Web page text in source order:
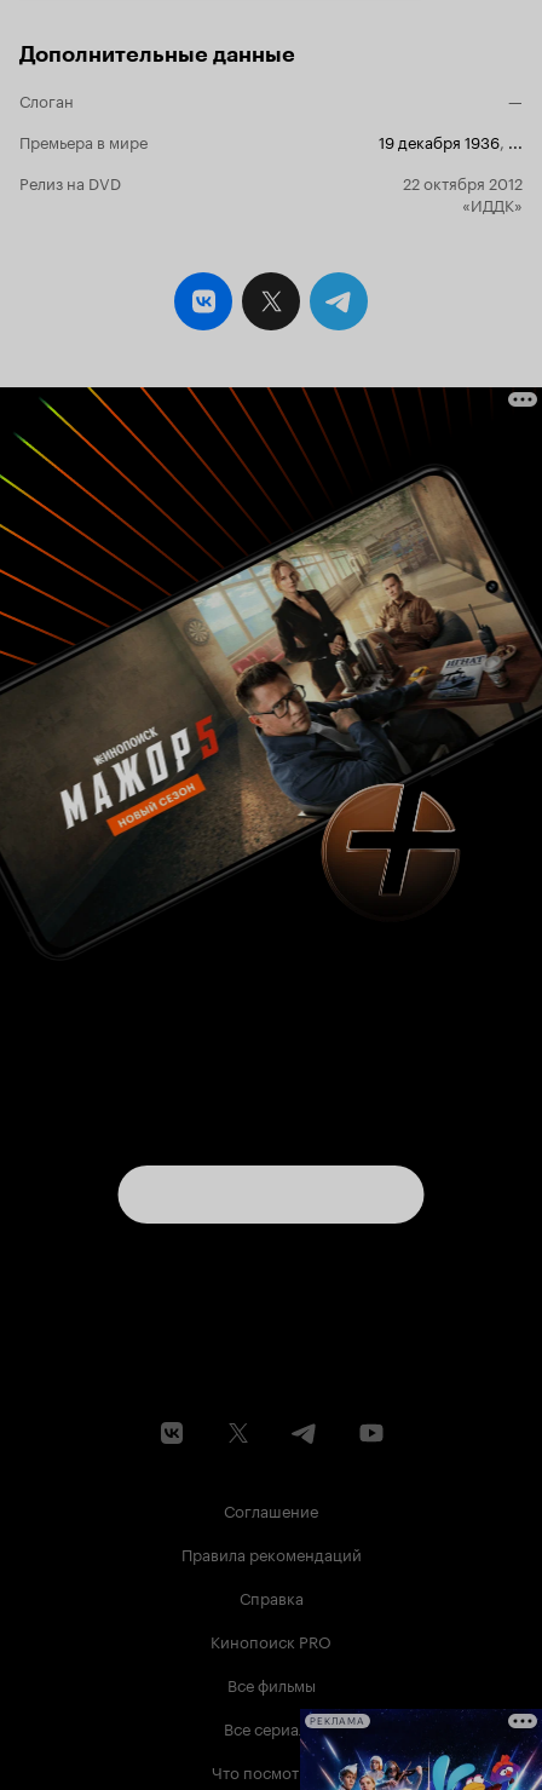
ними приключения - добрый смех. Этот милый
любителям животных независимо от возраста.
трёх котят, которые попадают в различные
Дополнительные данные
Слоган
—
Премьера в мире
19 декабря 1936, ...
Релиз на DVD
22 октября 2012
«ИДДК»
Соглашение
Правила рекомендаций
Справка
Кинопоиск PRO
Все фильмы
Все сериалы
Что посмотреть
РЕКЛАМА